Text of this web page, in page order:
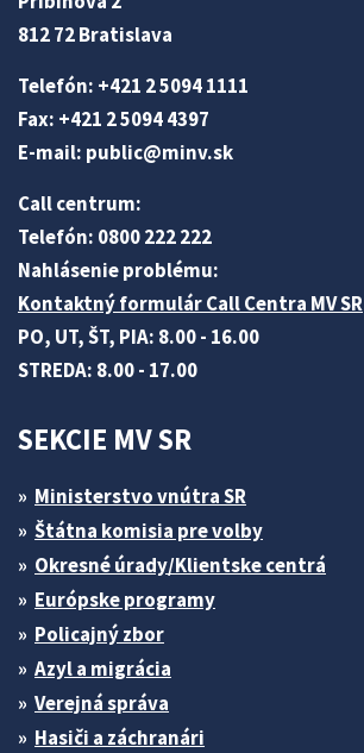
812 72 Bratislava
Telefón: +421 2 5094 1111
Fax: +421 2 5094 4397
E-mail: public@minv.sk
Call centrum:
Telefón: 0800 222 222
Nahlásenie problému:
Kontaktný formulár Call Centra MV SR
PO, UT, ŠT, PIA: 8.00 - 16.00
STREDA: 8.00 - 17.00
SEKCIE MV SR
Ministerstvo vnútra SR
Štátna komisia pre volby
Okresné úrady/Klientske centrá
Európske programy
Policajný zbor
Azyl a migrácia
Verejná správa
Hasiči a záchranári